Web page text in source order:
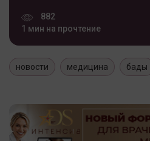
882
1 мин на прочтение
новости медицина бады